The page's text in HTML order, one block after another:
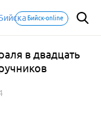
Бийск-online
в двадцать